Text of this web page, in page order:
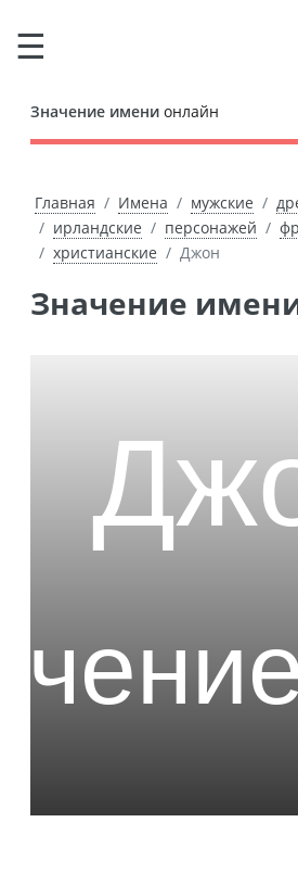
Значение имени онлайн
Главная Имена мужские
ирландские
персонажей
христианские
Джон
Значение